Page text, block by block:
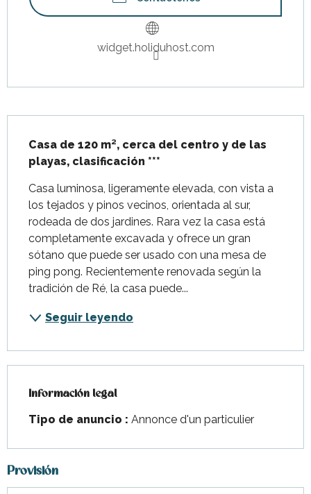
widget.holiduhost.com
Casa de 120 m², cerca del centro y de las
playas, clasificación ***
Casa luminosa, ligeramente elevada, con vista a
los tejados y pinos vecinos, orientada al sur,
rodeada de dos jardines. Rara vez la casa está
completamente excavada y ofrece un gran
sótano que puede ser usado con una mesa de
ping pong. Recientemente renovada según la
tradición de Ré, la casa puede...
Seguir leyendo
Información legal
Información legal
Tipo de anuncio : Annonce d'un particulier
Provisión